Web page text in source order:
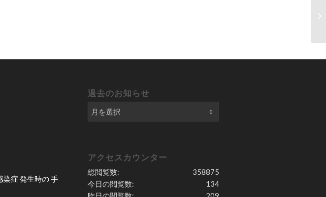
染症 発生時の 手
過去のお知らせ
アクセスカウンター
358875
総閲覧数:
134
今日の閲覧数: